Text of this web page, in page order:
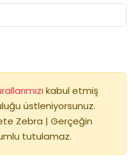
kabul etmiş
üstleniyorsunuz.
Zebra | Gerçeğin
tutulamaz.